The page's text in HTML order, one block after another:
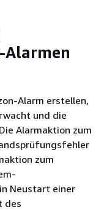
Alarmen
Alarm erstellen,
und die
Alarmaktion zum
zum
Neustart einer
des